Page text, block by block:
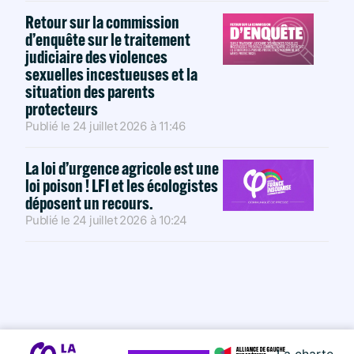
Retour sur la commission
d’enquête sur le traitement
judiciaire des violences
sexuelles incestueuses et la
situation des parents
protecteurs
Publié le 24 juillet 2026 à 11:46
La loi d’urgence agricole est une
loi poison ! LFI et les écologistes
déposent un recours.
Publié le 24 juillet 2026 à 10:24